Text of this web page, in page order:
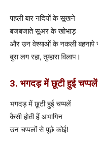
पहली बार नदियों के सूखने
बजबजाते सूअर के खोभाड़
और उन वेश्याओं के नकली बहनापे
बुरा लग रहा, तुम्हारा विलाप।
3. भगदड़ में छूटी हुई चप्पलें
भगदड़ में छूटी हुई चप्पलें
कैसी होती हैं अभागिन
उन चप्पलों से पूछे कोई!